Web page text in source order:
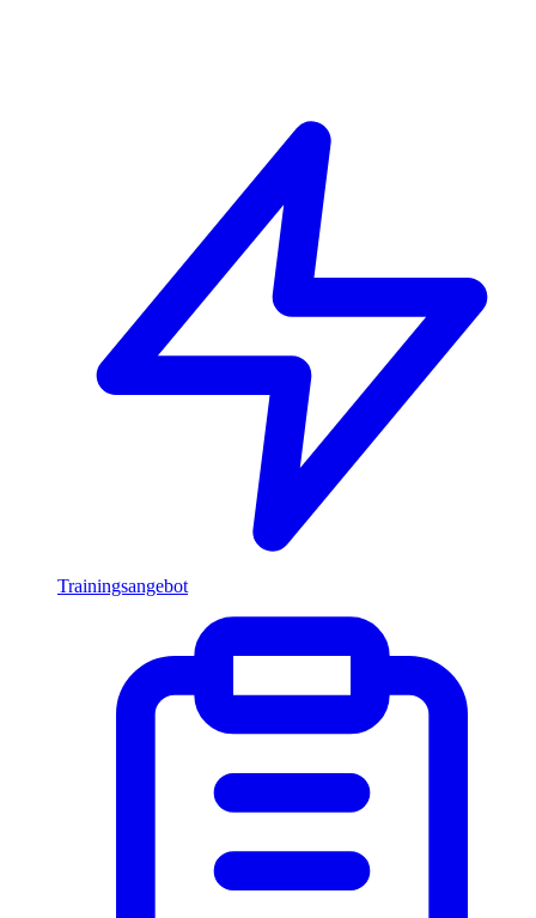
Trainingsangebot